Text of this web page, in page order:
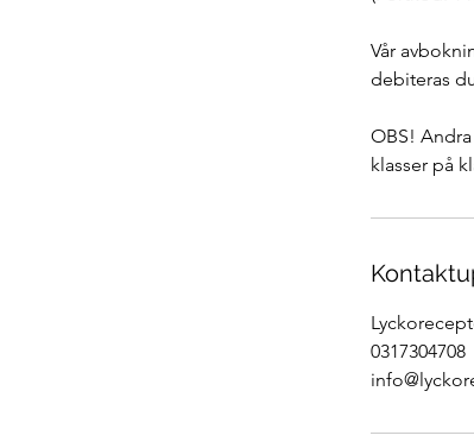
Vår
debiteras
OBS!
klasser på
0317304708